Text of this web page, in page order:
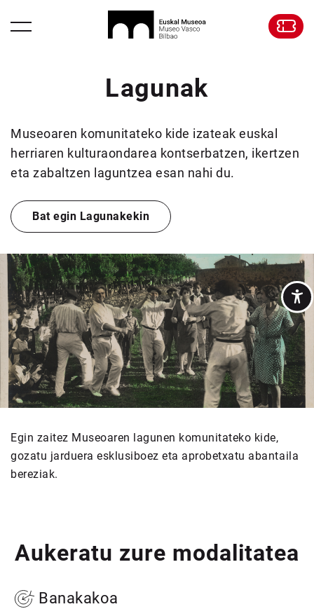
Lagunak
Museoaren komunitateko kide izateak euskal
herriaren kulturaondarea kontserbatzen, ikertzen
eta zabaltzen laguntzea esan nahi du.
Bat egin Lagunakekin
Egin zaitez Museoaren lagunen komunitateko kide,
gozatu jarduera esklusiboez eta aprobetxatu abantaila
bereziak.
Aukeratu zure modalitatea
Banakakoa